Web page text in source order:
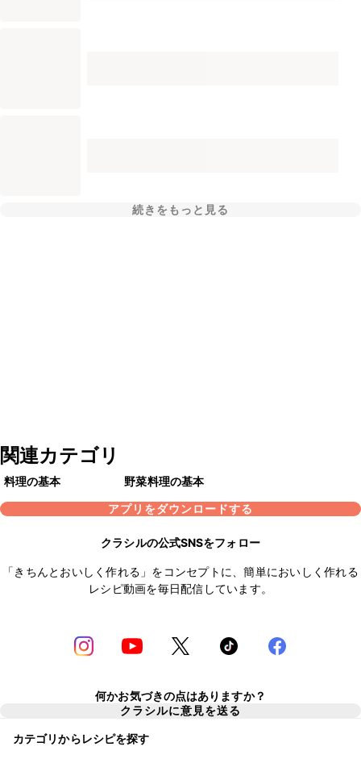
続きをもっと見る
関連カテゴリ
料理の基本
野菜料理の基本
アプリをダウンロードする
クラシルの公式SNSをフォロー
「きちんとおいしく作れる」をコンセプトに、簡単においしく作れる
レシピ動画を毎日配信しています。
何かお気づきの点はありますか？
クラシルに意見を送る
カテゴリからレシピを探す